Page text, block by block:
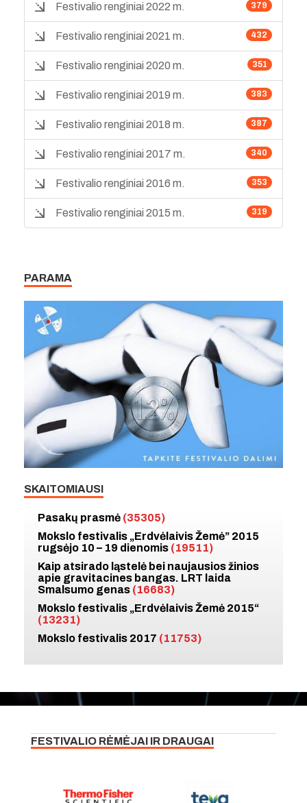
379
Festivalio renginiai 2022 m.
432
Festivalio renginiai 2021 m.
351
Festivalio renginiai 2020 m.
383
Festivalio renginiai 2019 m.
387
Festivalio renginiai 2018 m.
340
Festivalio renginiai 2017 m.
353
Festivalio renginiai 2016 m.
319
Festivalio renginiai 2015 m.
PARAMA
SKAITOMIAUSI
Pasakų prasmė (35305)
Mokslo festivalis „Erdvėlaivis Žemė” 2015
rugsėjo 10 – 19 dienomis (19511)
Kaip atsirado ląstelė bei naujausios žinios
apie gravitacines bangas. LRT laida
Smalsumo genas (16683)
Mokslo festivalis „Erdvėlaivis Žemė 2015“
(13231)
Mokslo festivalis 2017 (11753)
FESTIVALIO RĖMĖJAI IR DRAUGAI